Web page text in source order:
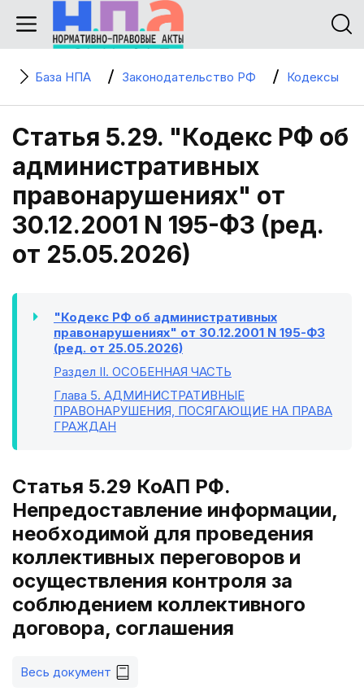
База НПА Законодательство РФ Кодексы
Статья 5.29. "Кодекс РФ об
административных
правонарушениях" от
30.12.2001 N 195-ФЗ (ред.
от 25.05.2026)
"Кодекс РФ об административных
правонарушениях" от 30.12.2001 N 195-ФЗ
(ред. от 25.05.2026)
Раздел II. ОСОБЕННАЯ ЧАСТЬ
Глава 5. АДМИНИСТРАТИВНЫЕ
ПРАВОНАРУШЕНИЯ, ПОСЯГАЮЩИЕ НА ПРАВА
ГРАЖДАН
Статья 5.29 КоАП РФ.
Непредоставление информации,
необходимой для проведения
коллективных переговоров и
осуществления контроля за
соблюдением коллективного
договора, соглашения
Весь документ